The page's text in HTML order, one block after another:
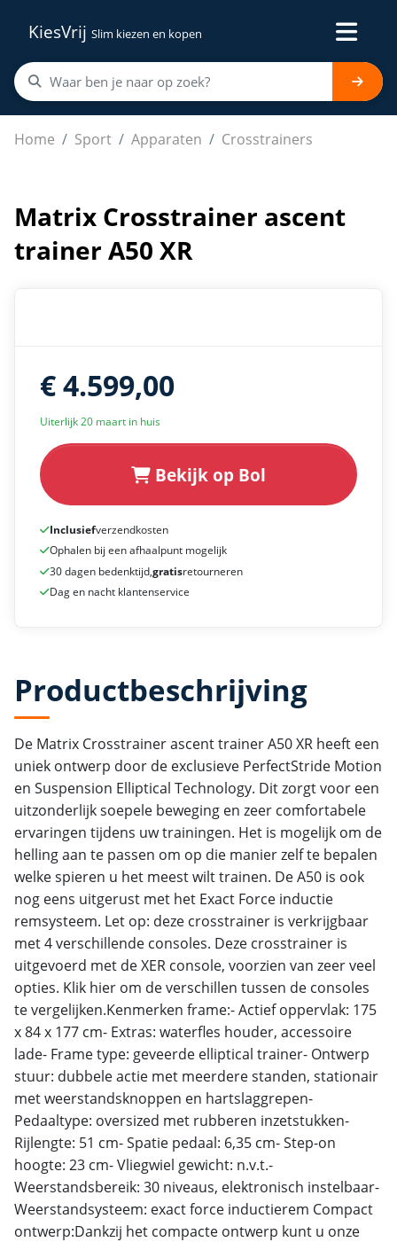
KiesVrij Slim kiezen en kopen
Home Sport Apparaten Crosstrainers
Matrix Crosstrainer ascent trainer A50 XR
Matrix Crosstrainer ascent
trainer A50 XR
€ 4.599,00
Uiterlijk 20 maart in huis
Bekijk op Bol
Inclusiefverzendkosten
Ophalen bij een afhaalpunt mogelijk
30 dagen bedenktijd,gratisretourneren
Dag en nacht klantenservice
Productbeschrijving
De Matrix Crosstrainer ascent trainer A50 XR heeft een
uniek ontwerp door de exclusieve PerfectStride Motion
en Suspension Elliptical Technology. Dit zorgt voor een
uitzonderlijk soepele beweging en zeer comfortabele
ervaringen tijdens uw trainingen. Het is mogelijk om de
helling aan te passen om op die manier zelf te bepalen
welke spieren u het meest wilt trainen. De A50 is ook
nog eens uitgerust met het Exact Force inductie
remsysteem. Let op: deze crosstrainer is verkrijgbaar
met 4 verschillende consoles. Deze crosstrainer is
uitgevoerd met de XER console, voorzien van zeer veel
opties. Klik hier om de verschillen tussen de consoles
te vergelijken.Kenmerken frame:- Actief oppervlak: 175
x 84 x 177 cm- Extras: waterfles houder, accessoire
lade- Frame type: geveerde elliptical trainer- Ontwerp
stuur: dubbele actie met meerdere standen, stationair
met weerstandsknoppen en hartslaggrepen-
Pedaaltype: oversized met rubberen inzetstukken-
Rijlengte: 51 cm- Spatie pedaal: 6,35 cm- Step-on
hoogte: 23 cm- Vliegwiel gewicht: n.v.t.-
Weerstandsbereik: 30 niveaus, elektronisch instelbaar-
Weerstandsysteem: exact force inductierem Compact
ontwerp:Dankzij het compacte ontwerp kunt u onze